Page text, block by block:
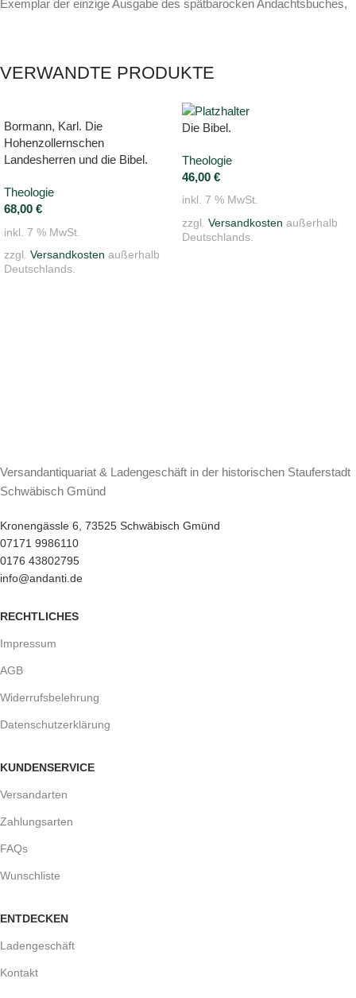
Exemplar der einzige Ausgabe des spätbarocken Andachtsbuches,
VERWANDTE PRODUKTE
Bormann, Karl. Die
Hohenzollernschen
Landesherren und die Bibel.
Theologie
68,00 €
inkl. 7 % MwSt.
zzgl. Versandkosten außerhalb
Deutschlands.
Die Bibel.
Theologie
46,00 €
inkl. 7 % MwSt.
zzgl. Versandkosten außerhalb
Deutschlands.
Versandantiquariat & Ladengeschäft in der historischen Stauferstadt
Schwäbisch Gmünd
Kronengässle 6, 73525 Schwäbisch Gmünd
07171 9986110
0176 43802795
info@andanti.de
RECHTLICHES
Impressum
AGB
Widerrufsbelehrung
Datenschutzerklärung
KUNDENSERVICE
Versandarten
Zahlungsarten
FAQs
Wunschliste
ENTDECKEN
Ladengeschäft
Kontakt